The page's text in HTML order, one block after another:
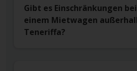
Gibt es Einschränkungen
einem Mietwagen
Teneriffa?